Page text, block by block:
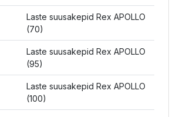
Laste suusakepid Rex APOLLO
(70)
Laste suusakepid Rex APOLLO
(95)
Laste suusakepid Rex APOLLO
(100)